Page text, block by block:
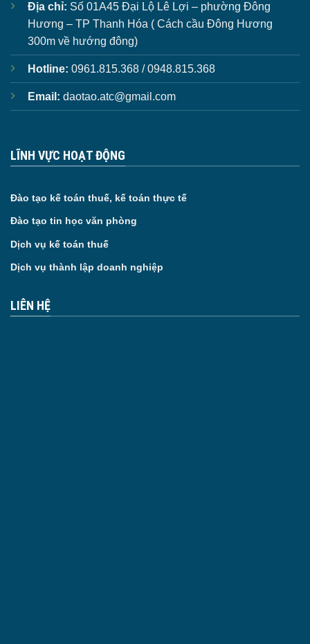
Địa chỉ: Số 01A45 Đại Lộ Lê Lợi – phường Đông
Hương – TP Thanh Hóa ( Cách cầu Đông Hương
300m về hướng đông)
Hotline: 0961.815.368 / 0948.815.368
Email: daotao.atc@gmail.com
LĨNH VỰC HOẠT ĐỘNG
Đào tạo kế toán thuế, kế toán thực tế
Đào tạo tin học văn phòng
Dịch vụ kế toán thuế
Dịch vụ thành lập doanh nghiệp
LIÊN HỆ